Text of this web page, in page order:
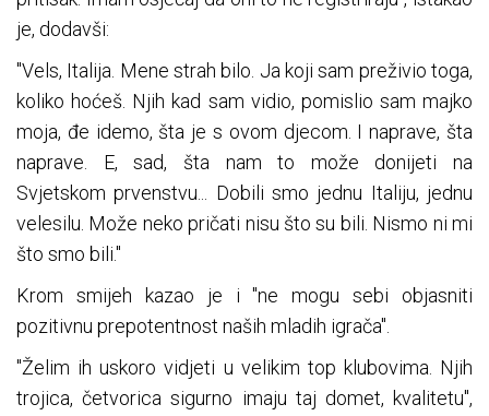
je, dodavši:
"Vels, Italija. Mene strah bilo. Ja koji sam preživio toga,
koliko hoćeš. Njih kad sam vidio, pomislio sam majko
moja, đe idemo, šta je s ovom djecom. I naprave, šta
naprave. E, sad, šta nam to može donijeti na
Svjetskom prvenstvu... Dobili smo jednu Italiju, jednu
velesilu. Može neko pričati nisu što su bili. Nismo ni mi
što smo bili."
Krom smijeh kazao je i "ne mogu sebi objasniti
pozitivnu prepotentnost naših mladih igrača".
"Želim ih uskoro vidjeti u velikim top klubovima. Njih
trojica, četvorica sigurno imaju taj domet, kvalitetu",